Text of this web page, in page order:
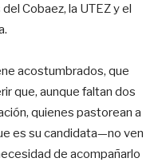
Cobaez, la UTEZ y el
acostumbrados, que
que, aunque faltan dos
quienes pastorean a
es su candidata—no ven
de acompañarlo